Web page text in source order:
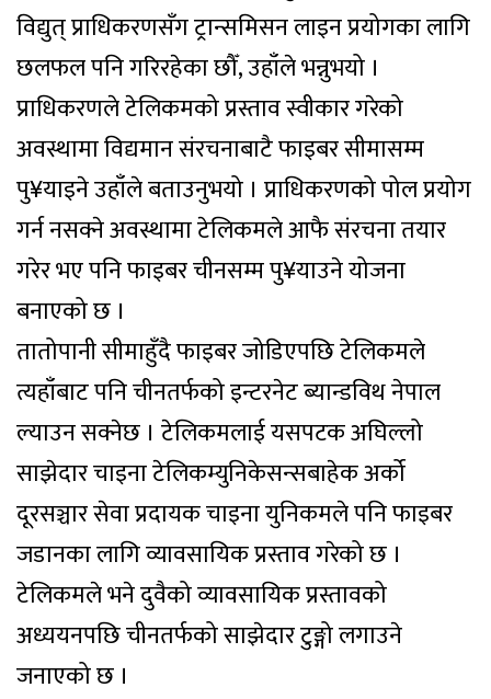
विद्युत् प्राधिकरणसँग ट्रान्समिसन लाइन प्रयोगका लागि
छलफल पनि गरिरहेका छौँ, उहाँले भन्नुभयो ।
प्राधिकरणले टेलिकमको प्रस्ताव स्वीकार गरेको
अवस्थामा विद्यमान संरचनाबाटै फाइबर सीमासम्म
पु¥याइने उहाँले बताउनुभयो । प्राधिकरणको पोल प्रयोग
गर्न नसक्ने अवस्थामा टेलिकमले आफै संरचना तयार
गरेर भए पनि फाइबर चीनसम्म पु¥याउने योजना
बनाएको छ ।
तातोपानी सीमाहुँदै फाइबर जोडिएपछि टेलिकमले
त्यहाँबाट पनि चीनतर्फको इन्टरनेट ब्यान्डविथ नेपाल
ल्याउन सक्नेछ । टेलिकमलाई यसपटक अघिल्लो
साझेदार चाइना टेलिकम्युनिकेसन्सबाहेक अर्को
दूरसञ्चार सेवा प्रदायक चाइना युनिकमले पनि फाइबर
जडानका लागि व्यावसायिक प्रस्ताव गरेको छ ।
टेलिकमले भने दुवैको व्यावसायिक प्रस्तावको
अध्ययनपछि चीनतर्फको साझेदार टुङ्गो लगाउने
जनाएको छ ।